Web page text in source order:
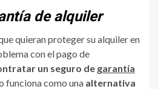
de alquiler
quieran proteger su alquiler en
con el pago de
un seguro de garantía
funciona como una alternativa